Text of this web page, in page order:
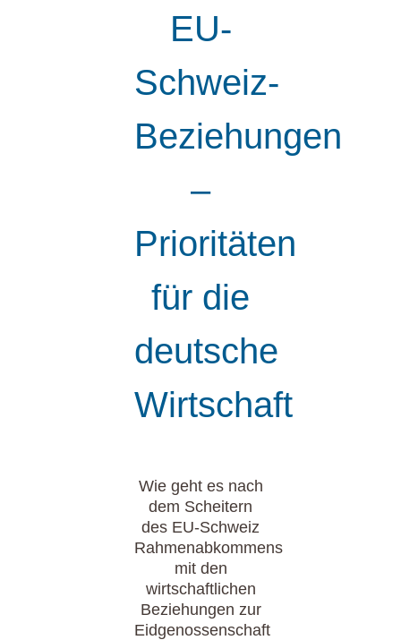
EU-
Schweiz-
Beziehungen
–
Prioritäten
für die
deutsche
Wirtschaft
Wie geht es nach
dem Scheitern
des EU-Schweiz
Rahmenabkommens
mit den
wirtschaftlichen
Beziehungen zur
Eidgenossenschaft